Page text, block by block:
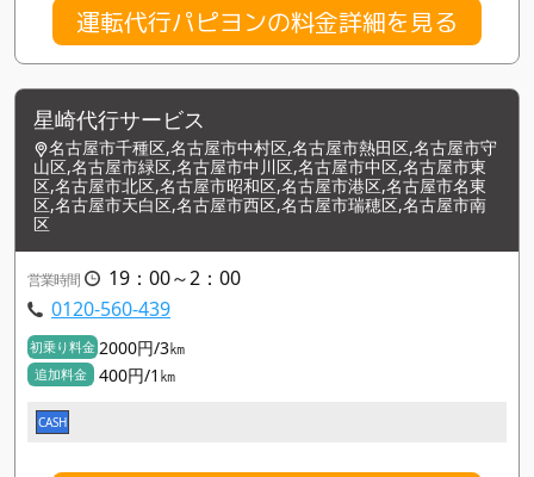
運転代行パピヨンの料金詳細を見る
星崎代行サービス
名古屋市千種区,名古屋市中村区,名古屋市熱田区,名古屋市守
山区,名古屋市緑区,名古屋市中川区,名古屋市中区,名古屋市東
区,名古屋市北区,名古屋市昭和区,名古屋市港区,名古屋市名東
区,名古屋市天白区,名古屋市西区,名古屋市瑞穂区,名古屋市南
区
営業時間
19：00～2：00
0120-560-439
初乗り料金 2000円/3㎞
追加料金 400円/1㎞
CASH